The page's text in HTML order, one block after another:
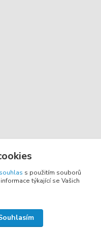
souhlas s použitím souborů
týkající se Vašich